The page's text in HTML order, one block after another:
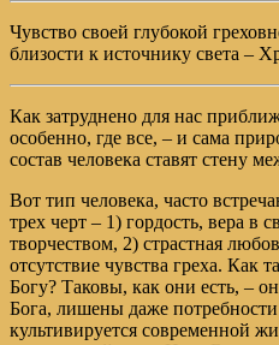
Чувство своей глубокой
близости к источнику света –
Как затруднено для нас
особенно, где все, – и сама
состав человека ставят стену
Вот тип человека, часто
трех черт – 1) гордость, вера в
творчеством, 2) страстная
отсутствие чувства греха. Как
Богу? Таковы, как они есть, –
Бога, лишены даже
культивируется современной